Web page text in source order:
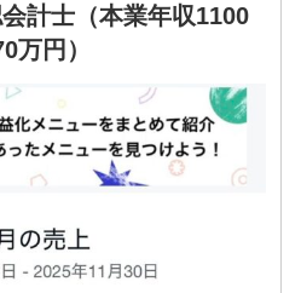
計士（本業年収1100
万円）